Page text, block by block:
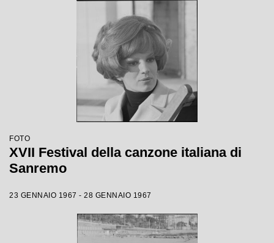
FOTO
XVII Festival della canzone italiana di
Sanremo
23 GENNAIO 1967 - 28 GENNAIO 1967